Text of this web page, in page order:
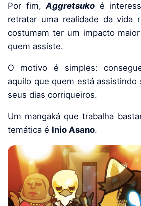
Por fim,Aggretsuko é
retratar uma realidade da vida
costumam ter um impacto
quem assiste.
O motivo é simples:
aquilo que quem está assistindo
seus dias corriqueiros.
Um mangaká que trabalha
temática é Inio Asano.